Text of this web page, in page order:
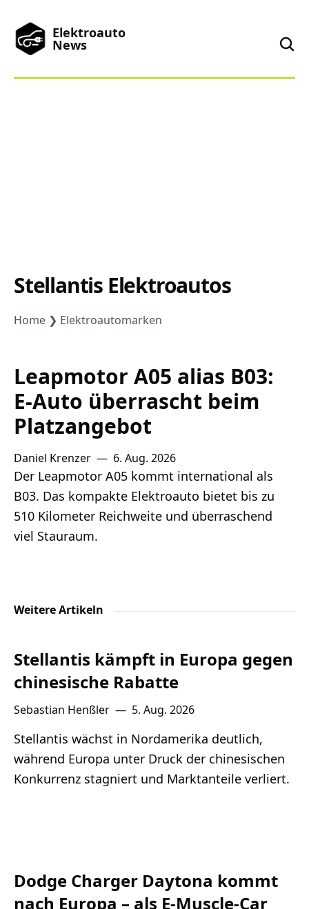
Elektroauto
News
Stellantis Elektroautos
Home Elektroautomarken
Leapmotor A05 alias B03:
E-Auto überrascht beim
Platzangebot
Daniel Krenzer — 6. Aug. 2026
Der Leapmotor A05 kommt international als
B03. Das kompakte Elektroauto bietet bis zu
510 Kilometer Reichweite und überraschend
viel Stauraum.
Weitere Artikeln
Stellantis kämpft in Europa gegen
chinesische Rabatte
Sebastian Henßler — 5. Aug. 2026
Stellantis wächst in Nordamerika deutlich,
während Europa unter Druck der chinesischen
Konkurrenz stagniert und Marktanteile verliert.
Dodge Charger Daytona kommt
nach Europa – als E-Muscle-Car
Lithium